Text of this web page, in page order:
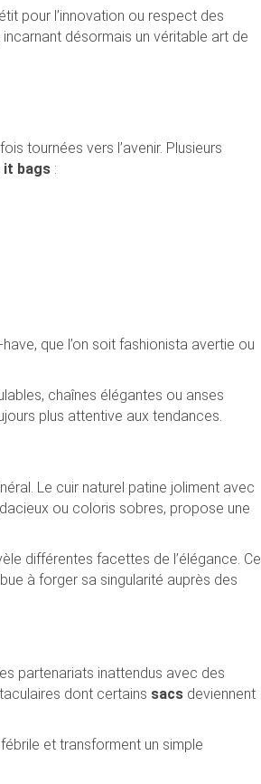
pour l’innovation ou respect des
désormais un véritable art de
tournées vers l’avenir. Plusieurs
it bags :
que l’on soit fashionista avertie ou
chaînes élégantes ou anses
plus attentive aux tendances.
Le cuir naturel patine joliment avec
ou coloris sobres, propose une
différentes facettes de l’élégance. Ce
à forger sa singularité auprès des
partenariats inattendus avec des
dont certains sacs deviennent
et transforment un simple